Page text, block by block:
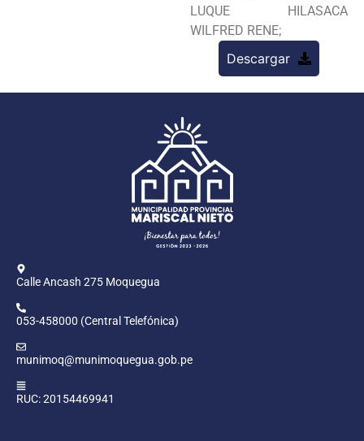
LUQUE HILASACA
WILFRED RENE;
Descargar
Calle Ancash 275 Moquegua
053-458000 (Central Telefónica)
munimoq@munimoquegua.gob.pe
RUC: 20154469941